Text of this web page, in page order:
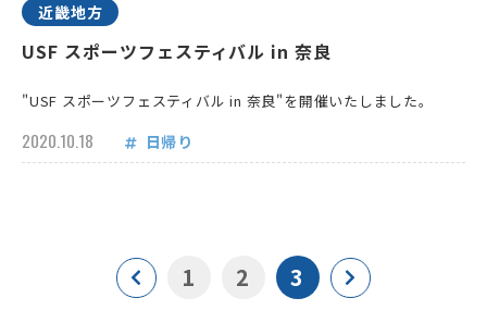
近畿地方
USF スポーツフェスティバル in 奈良
"USF スポーツフェスティバル in 奈良"を開催いたしました。
2020.10.18 日帰り
1 2 3